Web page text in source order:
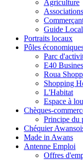
Agriculture
Associations
Guide
Portraits locaux
Pôles
Parc
E40
Roua
Shopping
L'Habitat
Espace à
Chèques-
Principe du
Chéquier
Made in Awans
Antenne Emploi
Offres